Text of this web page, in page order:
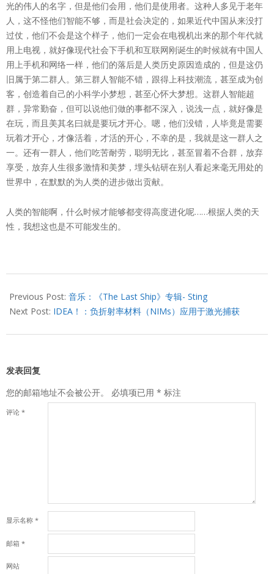
光的伟人的名字，但是他们会用，他们是使用者。这种人多见于老年
人，这不怪他们智能不够，而是社会决定的，如果近代中国从来没打
过仗，他们不会是这个样子，他们一定会在电视机出来的那个年代就
用上电视，就好像现代社会下手机和互联网刚诞生的时候就有中国人
用上手机和网络一样，他们的落后是人类历史原因造成的，但是这仍
旧属于第二群人。第三群人智能不错，跟得上科技潮流，甚至成为创
客，创造着自己的小科学小梦想，甚至心怀大梦想。这群人智能超
群，异常勤奋，但可以说他们做的事都不深入，说浅一点，就好像是
在玩，而且美其名曰就是要玩才开心。嗯，他们没错，人毕竟是需要
玩着才开心，才像活着，才活的开心，不幸的是，我就是这一群人之
一。还有一群人，他们吃苦耐劳，聪明无比，甚至冒着不合群，放弃
享受，放弃人生很多激情和美梦，埋头钻研在别人看起来毫无用处的
世界中，在默默的为人类的进步做出贡献。
人类的智能啊，什么时候才能够都变得高度进化呢……根据人类的天
性，我想这也是不可能发生的。
10-
09
Previous Post: 音乐：《The Last Ship》专辑- Sting
Next Post: IDEA！：负折射率材料（NIMs）应用于激光捕获
发表回复
您的邮箱地址不会被公开。
必填项已用 * 标注
评论 *
显示名称 *
邮箱 *
网站